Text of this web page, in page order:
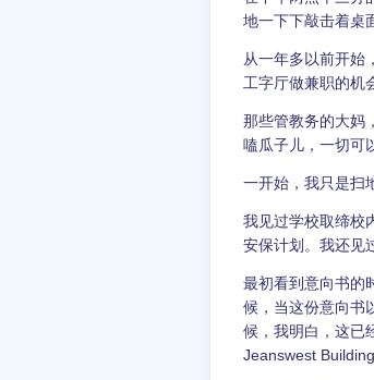
地一下下敲击着桌
从一年多以前开始
工字厅做兼职的机
那些管教务的大妈
嗑瓜子儿，一切可
一开始，我只是扫
我见过学校取缔校
安保计划。我还见
最初看到意向书的
候，当这份意向书
候，我明白，这已
Jeanswest Building